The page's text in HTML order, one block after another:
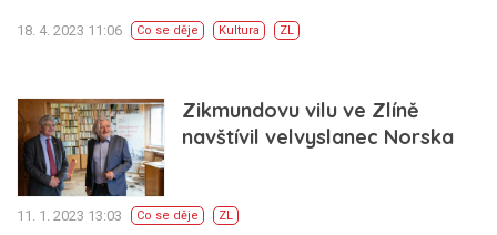
18. 4. 2023 11:06 Co se děje Kultura ZL
Zikmundovu vilu ve Zlíně
navštívil velvyslanec Norska
11. 1. 2023 13:03 Co se děje ZL